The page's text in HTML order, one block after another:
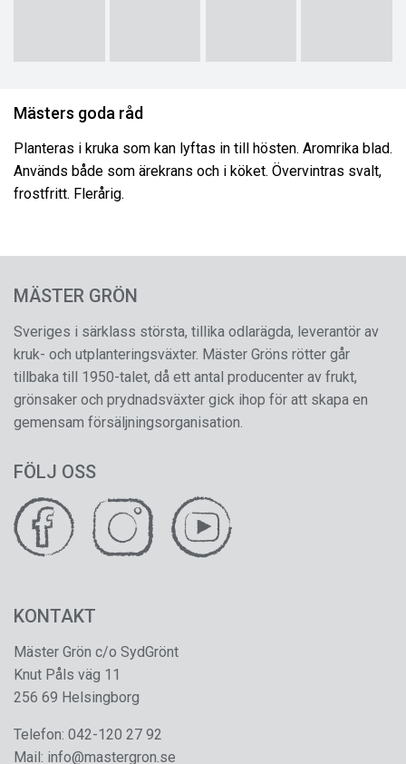
Mästers goda råd
Planteras i kruka som kan lyftas in till hösten. Aromrika blad.
Används både som ärekrans och i köket. Övervintras svalt,
frostfritt. Flerårig.
MÄSTER GRÖN
Sveriges i särklass största, tillika odlarägda, leverantör av
kruk- och utplanteringsväxter. Mäster Gröns rötter går
tillbaka till 1950-talet, då ett antal producenter av frukt,
grönsaker och prydnadsväxter gick ihop för att skapa en
gemensam försäljningsorganisation.
FÖLJ OSS
KONTAKT
Mäster Grön c/o SydGrönt
Knut Påls väg 11
256 69 Helsingborg
Telefon: 042-120 27 92
Mail: info@mastergron.se